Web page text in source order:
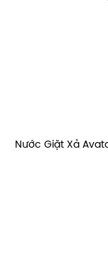
Nước Giặt Xả